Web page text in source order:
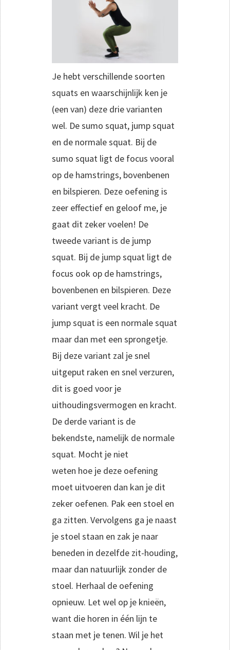
Je hebt verschillende soorten
squats en waarschijnlijk ken je
(een van) deze drie varianten
wel. De sumo squat, jump squat
en de normale squat. Bij de
sumo squat ligt de focus vooral
op de hamstrings, bovenbenen
en bilspieren. Deze oefening is
zeer effectief en geloof me, je
gaat dit zeker voelen! De
tweede variant is de jump
squat. Bij de jump squat ligt de
focus ook op de hamstrings,
bovenbenen en bilspieren. Deze
variant vergt veel kracht. De
jump squat is een normale squat
maar dan met een sprongetje.
Bij deze variant zal je snel
uitgeput raken en snel verzuren,
dit is goed voor je
uithoudingsvermogen en kracht.
De derde variant is de
bekendste, namelijk de normale
squat. Mocht je niet
weten hoe je deze oefening
moet uitvoeren dan kan je dit
zeker oefenen. Pak een stoel en
ga zitten. Vervolgens ga je naast
je stoel staan en zak je naar
beneden in dezelfde zit-houding,
maar dan natuurlijk zonder de
stoel. Herhaal de oefening
opnieuw. Let wel op je knieën,
want die horen in één lijn te
staan met je tenen. Wil je het